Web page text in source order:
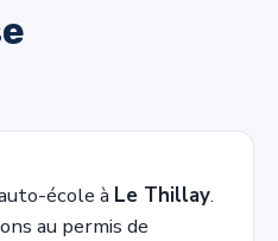
école à Le Thillay.
au permis de